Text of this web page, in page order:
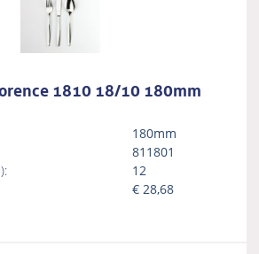
1810 18/10 180mm
180mm
811801
12
€28,68